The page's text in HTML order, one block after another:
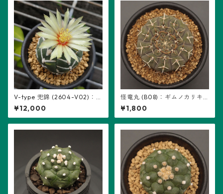
V-type 兜錦 (2604-V02)：
アストロフィツム属 ※実生
¥12,000
怪竜丸 (B08)：ギムノカリキ
ウム属 ※実生
¥1,800